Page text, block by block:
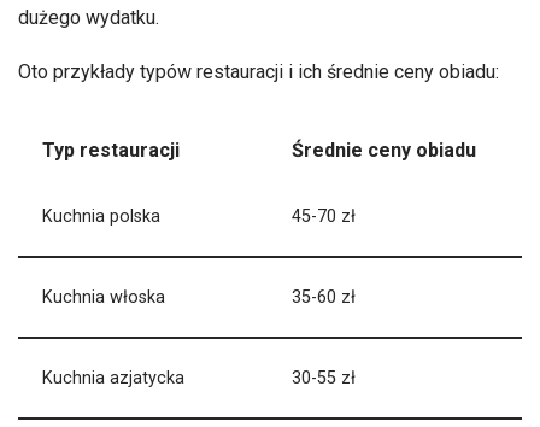
dużego wydatku.
Oto przykłady typów restauracji i ich średnie ceny obiadu:
Typ restauracji Średnie ceny obiadu
Kuchnia polska 45-70 zł
Kuchnia włoska 35-60 zł
Kuchnia azjatycka 30-55 zł